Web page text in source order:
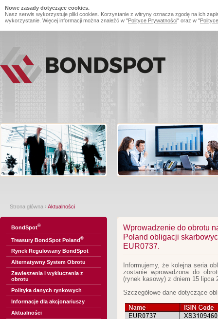
Nowe zasady dotyczące cookies.
Nasz serwis wykorzystuje pliki cookies. Korzystanie z witryny oznacza zgodę na ich
wykorzystanie. Więcej informacji można znaleźć w "Polityce Prywatności" oraz w "
Strona główna › Aktualności
BondSpot®
Treasury BondSpot Poland®
Rynek Regulowany BondSpot
Alternatywny System Obrotu
Zawieszenia i wykluczenia z
obrotu
Polityka danych rynkowych
Informacje dla akcjonariuszy
Aktualności
Wprowadzenie do obrotu
Poland obligacji
EUR0737.
Informujemy, że kolejna seria
zostanie wprowadzona do
(rynek kasowy) z dniem 15 lipca
Szczegółowe dane dotyczące